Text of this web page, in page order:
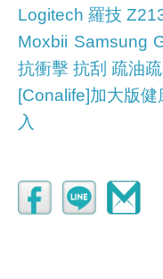
Logitech 羅技
Moxbii Samsung
抗衝擊 抗刮 疏油
[Conalife]加大版
入